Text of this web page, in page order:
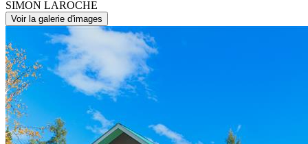
SIMON LAROCHE
Voir la galerie d'images